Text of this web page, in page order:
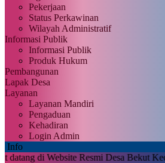
Pekerjaan
Status Perkawinan
Wilayah Administratif
Informasi Publik
Informasi Publik
Produk Hukum
Pembangunan
Lapak Desa
Layanan
Layanan Mandiri
Pengaduan
Kehadiran
Login Admin
Info
Website Resmi Desa Bekut Kecamatan